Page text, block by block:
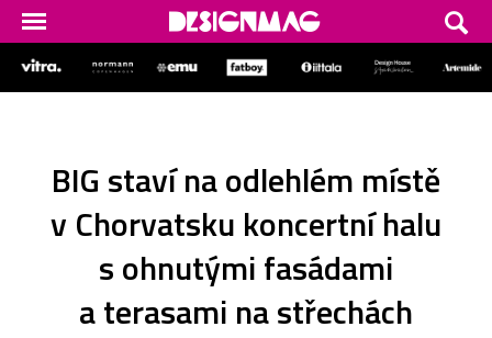
BIG staví na odlehlém místě
v Chorvatsku koncertní halu
s ohnutými fasádami
a terasami na střechách